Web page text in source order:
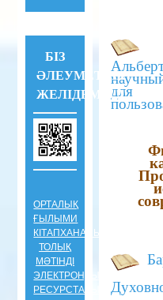
для
БІЗ
ӘЛЕУМЕТТІК
ЖЕЛІДЕМІЗ !!!
ОРТАЛЫҚ
ҒЫЛЫМИ
КІТАПХАНАНЫҢ
ТОЛЫҚ
МӘТІНДІ
ЭЛЕКТРОНДЫҚ
РЕСУРСТАРЫ